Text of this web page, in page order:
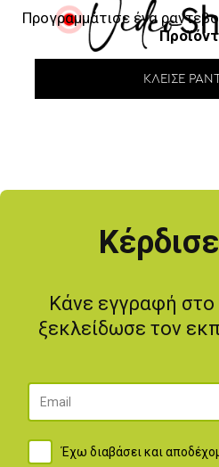
Προγραμμάτισε ένα
ΚΛΕΊΣΕ
-20 %
Κάνε εγγραφή
ξεκλείδωσε τον
Έχω διαβάσει και